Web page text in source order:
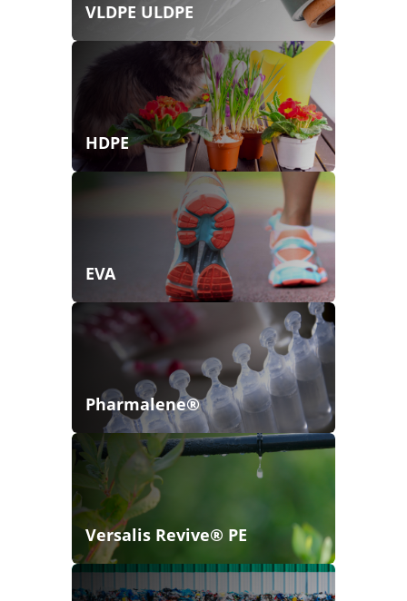
VLDPE ULDPE
HDPE
EVA
Pharmalene®
Versalis Revive® PE